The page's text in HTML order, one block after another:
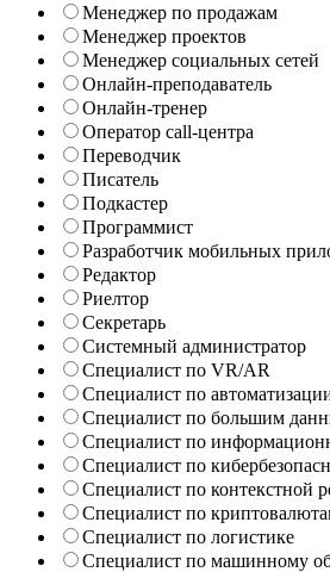
Менеджер по продажам
Менеджер проектов
Менеджер социальных сетей
Онлайн-преподаватель
Онлайн-тренер
Оператор call-центра
Переводчик
Писатель
Подкастер
Программист
Разработчик мобильных
Редактор
Риелтор
Секретарь
Системный администратор
Специалист по VR/AR
Специалист по
Специалист по большим
Специалист по
Специалист по
Специалист по контекстной
Специалист по
Специалист по логистике
Специалист по машинному